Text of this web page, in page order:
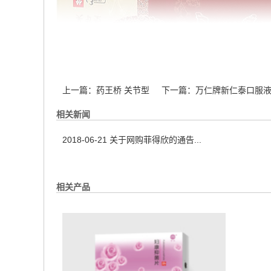
上一篇： 药王桥 关节型 下一篇： 万仁牌新仁泰口服液
相关新闻
2018-06-21 关于网购菲得欣的通告...
相关产品